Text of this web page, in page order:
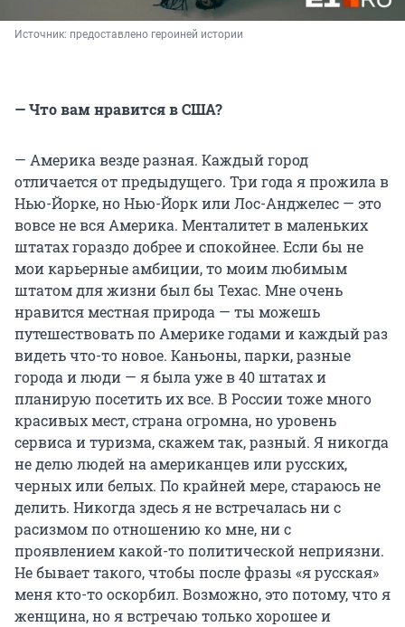
Источник: предоставлено героиней истории
— Что вам нравится в США?
— Америка везде разная. Каждый город
отличается от предыдущего. Три года я прожила в
Нью-Йорке, но Нью-Йорк или Лос-Анджелес — это
вовсе не вся Америка. Менталитет в маленьких
штатах гораздо добрее и спокойнее. Если бы не
мои карьерные амбиции, то моим любимым
штатом для жизни был бы Техас. Мне очень
нравится местная природа — ты можешь
путешествовать по Америке годами и каждый раз
видеть что-то новое. Каньоны, парки, разные
города и люди — я была уже в 40 штатах и
планирую посетить их все. В России тоже много
красивых мест, страна огромна, но уровень
сервиса и туризма, скажем так, разный. Я никогда
не делю людей на американцев или русских,
черных или белых. По крайней мере, стараюсь не
делить. Никогда здесь я не встречалась ни с
расизмом по отношению ко мне, ни с
проявлением какой-то политической неприязни.
Не бывает такого, чтобы после фразы «я русская»
меня кто-то оскорбил. Возможно, это потому, что я
женщина, но я встречаю только хорошее и